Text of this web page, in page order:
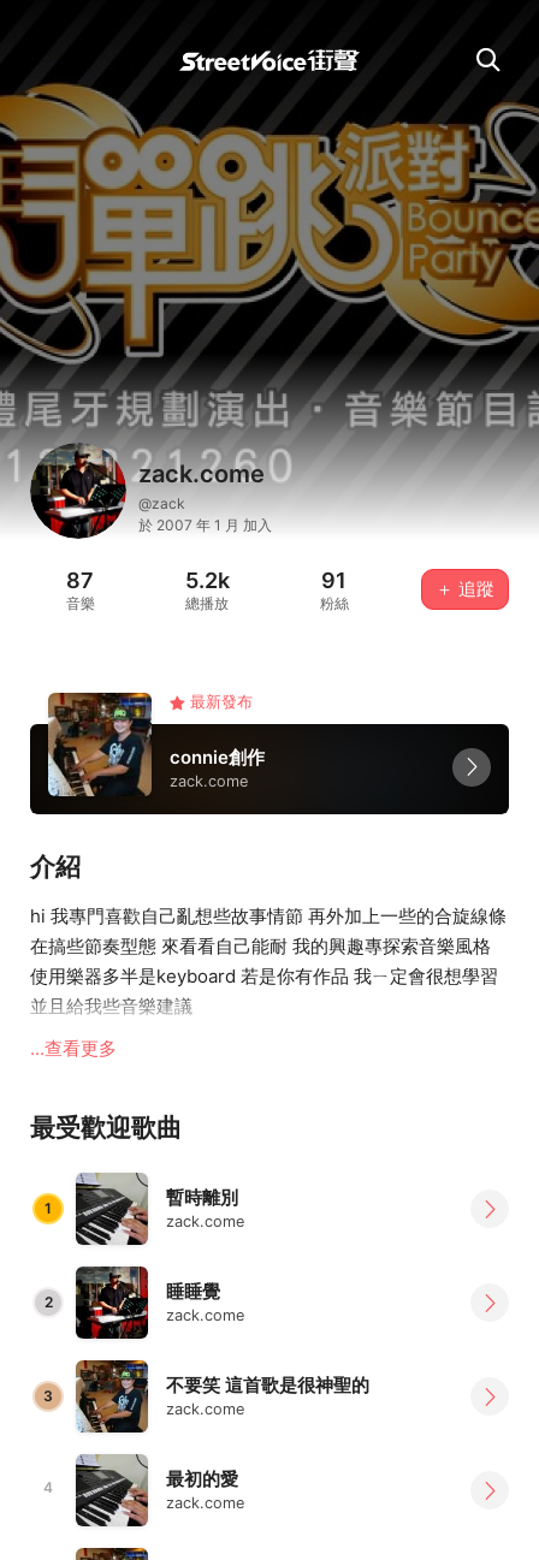
zack.come
@zack
於 2007 年 1 月 加入
87
音樂
5.2k
總播放
91
粉絲
＋ 追蹤
最新發布
connie創作
zack.come
介紹
hi 我專門喜歡自己亂想些故事情節 再外加上一些的合旋線條
在搞些節奏型態 來看看自己能耐 我的興趣專探索音樂風格
使用樂器多半是keyboard 若是你有作品 我ㄧ定會很想學習
並且給我些音樂建議
少爺他目前在德國 關於他的事 你只能夠問神秘的他
...查看更多
最受歡迎歌曲
1 暫時離別
zack.come
2 睡睡覺
zack.come
3 不要笑 這首歌是很神聖的
zack.come
4 最初的愛
zack.come